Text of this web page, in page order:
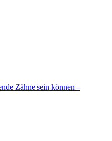
Zähne sein können –